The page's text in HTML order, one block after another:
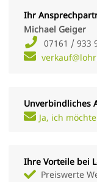
Ihr
Michael Geiger
07161 / 933
Unverbindliches
Ja, ich
Ihre Vorteile bei
Preiswerte